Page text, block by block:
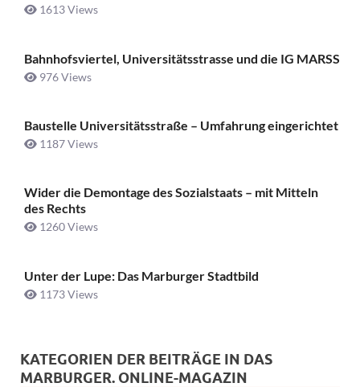
1613 Views
Bahnhofsviertel, Universitätsstrasse und die IG MARSS
976 Views
Baustelle Universitätsstraße ­– Umfahrung eingerichtet
1187 Views
Wider die Demontage des Sozialstaats – mit Mitteln
des Rechts
1260 Views
Unter der Lupe: Das Marburger Stadtbild
1173 Views
KATEGORIEN DER BEITRÄGE IN DAS
MARBURGER. ONLINE-MAGAZIN